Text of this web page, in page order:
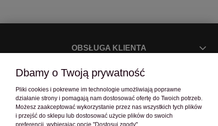
OBSŁUGA KLIENTA
POMOC
O FIRMIE
Dbamy o Twoją prywatność
Pliki cookies i pokrewne im technologie umożliwiają poprawne
działanie strony i pomagają nam dostosować ofertę do Twoich potrzeb.
Możesz zaakceptować wykorzystanie przez nas wszystkich tych plików
i przejść do sklepu lub dostosować użycie plików do swoich
preferencji, wybierając opcję "Dostosuj zgody".